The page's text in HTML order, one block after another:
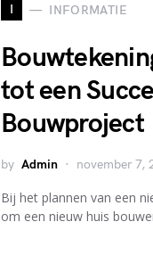
I INFORMATIE
tot een
Bouwproject
by Admin november 7,
Bij het plannen van een
om een nieuw huis